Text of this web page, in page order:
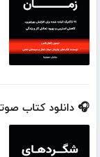
🎧 دانلود کتاب